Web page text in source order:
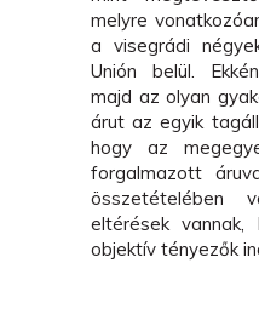
melyre
a visegrádi
Unión belül.
majd az olyan
árut az egyik
hogy az
forgalmazott
összetételében
eltérések
objektív tényezők